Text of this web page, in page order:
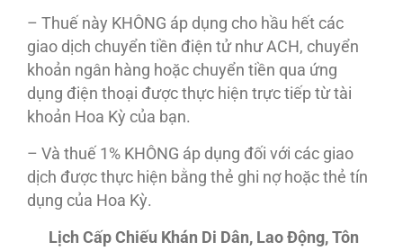
– Thuế này KHÔNG áp dụng cho hầu hết các
giao dịch chuyển tiền điện tử như ACH, chuyển
khoản ngân hàng hoặc chuyển tiền qua ứng
dụng điện thoại được thực hiện trực tiếp từ tài
khoản Hoa Kỳ của bạn.
– Và thuế 1% KHÔNG áp dụng đối với các giao
dịch được thực hiện bằng thẻ ghi nợ hoặc thẻ tín
dụng của Hoa Kỳ.
Lịch Cấp Chiếu Khán Di Dân, Lao Động, Tôn